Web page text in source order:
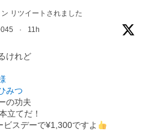
リツイートされました
· 11h
けれど
みつ
の功夫
立てだ！
スデーで¥1,300ですよ